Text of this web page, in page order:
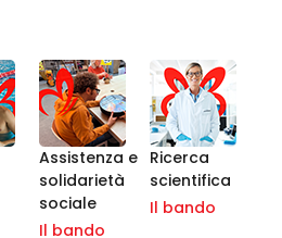
Assistenza e
solidarietà
sociale
Il bando
Ricerca
scientifica
Il bando